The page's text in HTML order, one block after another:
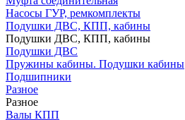
Насосы ГУР, ремкомплекты
Подушки ДВС, КПП, кабины
Подушки ДВС, КПП, кабины
Подушки ДВС
Пружины кабины. Подушки кабины
Подшипники
Разное
Разное
Валы КПП